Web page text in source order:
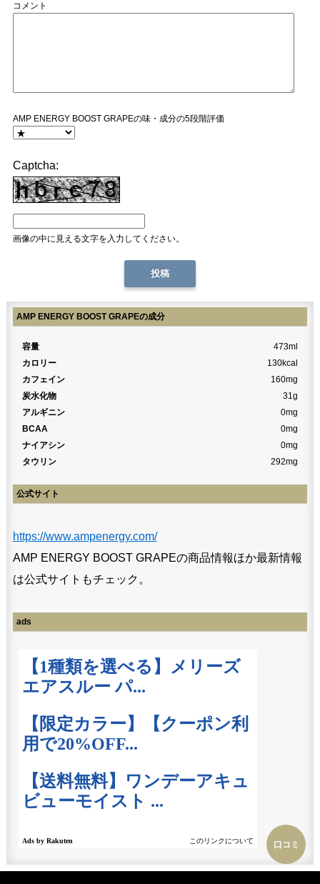
コメント
AMP ENERGY BOOST GRAPEの味・成分の5段階評価
Captcha:
画像の中に見える文字を入力してください。
口コミ
AMP ENERGY BOOST GRAPEの成分
容量
473ml
カロリー
130kcal
カフェイン
160mg
炭水化物
31g
アルギニン
0mg
BCAA
0mg
ナイアシン
0mg
タウリン
292mg
公式サイト
https://www.ampenergy.com/
AMP ENERGY BOOST GRAPEの商品情報ほか最新情報
は公式サイトもチェック。
ads